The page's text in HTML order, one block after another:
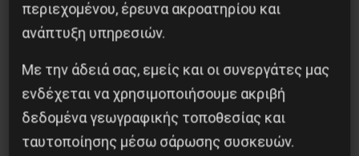
Η Eπανάσταση της 19 Ιουλίου 1936 στην
Iσπανία
περιεχομένου, έρευνα ακροατηρίου και
ανάπτυξη υπηρεσιών.
Με την άδειά σας, εμείς και οι συνεργάτες μας
ενδέχεται να χρησιμοποιήσουμε ακριβή
δεδομένα γεωγραφικής τοποθεσίας και
ταυτοποίησης μέσω σάρωσης συσκευών.